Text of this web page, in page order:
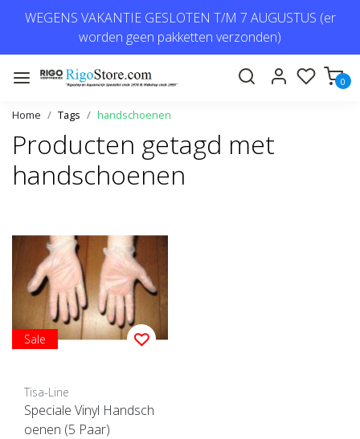
WEGENS VAKANTIE GESLOTEN T/M 7 AUGUSTUS (er
worden geen pakketten verzonden)
0
Home Tags handschoenen
Producten getagd met
handschoenen
Sale
Tisa-Line
Speciale Vinyl Handsch
oenen (5 Paar)